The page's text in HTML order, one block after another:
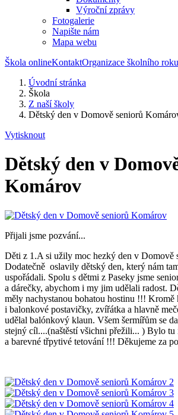
Výroční zprávy
Fotogalerie
Napište nám
Mapa webu
Škola onlineKontaktOrganizace školního roku
Úvodní stránka
Škola
Z naší školy
Dětský den v Domově seniorů
Vytisknout
Dětský den v
Komárov
Přijali jsme pozvání...
Děti z 1.A si užily moc hezký den v Domově
Dodatečně oslavily dětský den, který nám
uspořádali. Spolu s dětmi z Paseky jsme
a dárečky, abychom i my jim udělali radost.
měly nachystanou bohatou hostinu !!!
i balonkové postavičky, zvířátka a hlavně
udělal balónkový klaun. Všem šermířům se
stejný cíl....(naštěstí všichni přežili... ) Bylo
a barevné třpytivé tetování !!! Děkujeme za